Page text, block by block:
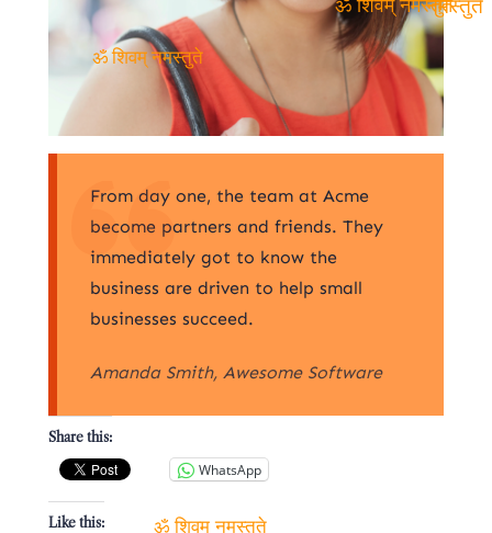
From day one, the team at Acme
become partners and friends. They
immediately got to know the
business are driven to help small
businesses succeed.
Amanda Smith, Awesome Software
Share this:
WhatsApp
Like this:
ॐ शिवम् नमस्तुते
नमस्तुते
ॐ शिवम् नमस्तुते